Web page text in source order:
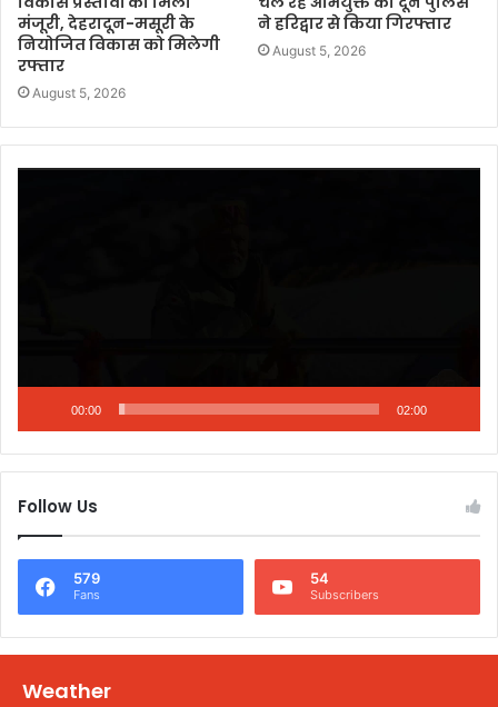
मंजूरी, देहरादून-मसूरी के
नियोजित विकास को मिलेगी
रफ्तार
August 5, 2026
ने हरिद्वार से किया गिरफ्तार
August 5, 2026
00:00 02:00
Follow Us
579
Fans
54
Subscribers
Weather